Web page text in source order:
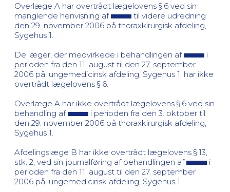
Overlæge A har overtrådt lægelovens § 6 ved sin
manglende henvisning af
til videre udredning
den 29. november 2006 på thoraxkirurgisk afdeling,
Sygehus 1.
De læger, der medvirkede i behandlingen af
i
perioden fra den 11. august til den 27. september
2006 på lungemedicinsk afdeling, Sygehus 1, har ikke
overtrådt lægelovens § 6.
Overlæge A har ikke overtrådt lægelovens § 6 ved sin
behandling af
i perioden fra den 3. oktober til
den 29. november 2006 på thoraxkirurgisk afdeling,
Sygehus 1.
Afdelingslæge B har ikke overtrådt lægelovens § 13,
stk. 2, ved sin journalføring af behandlingen af
i
perioden fra den 11. august til den 27. september
2006 på lungemedicinsk afdeling, Sygehus 1.